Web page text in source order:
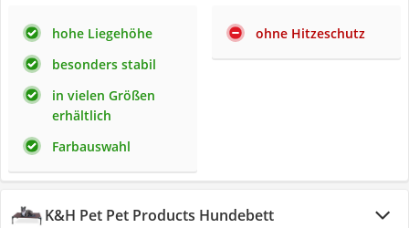
hohe Liegehöhe
besonders stabil
in vielen Größen
erhältlich
Farbauswahl
ohne Hitzeschutz
K&H Pet Pet Products Hundebett